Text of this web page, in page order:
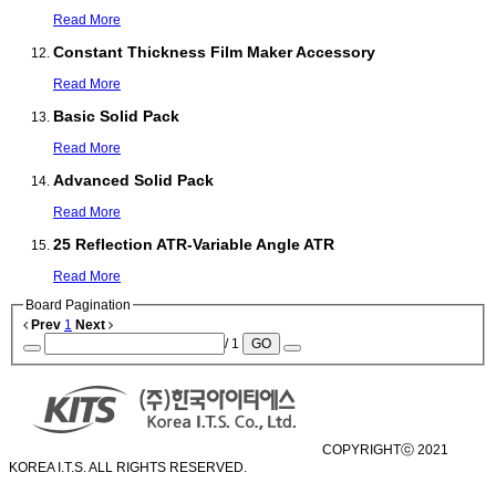
Read More
Constant Thickness Film Maker Accessory
Read More
Basic Solid Pack
Read More
Advanced Solid Pack
Read More
25 Reflection ATR-Variable Angle ATR
Read More
Board Pagination
Prev 1 Next
/ 1
GO
COPYRIGHTⓒ 2021
KOREA I.T.S. ALL RIGHTS RESERVED.